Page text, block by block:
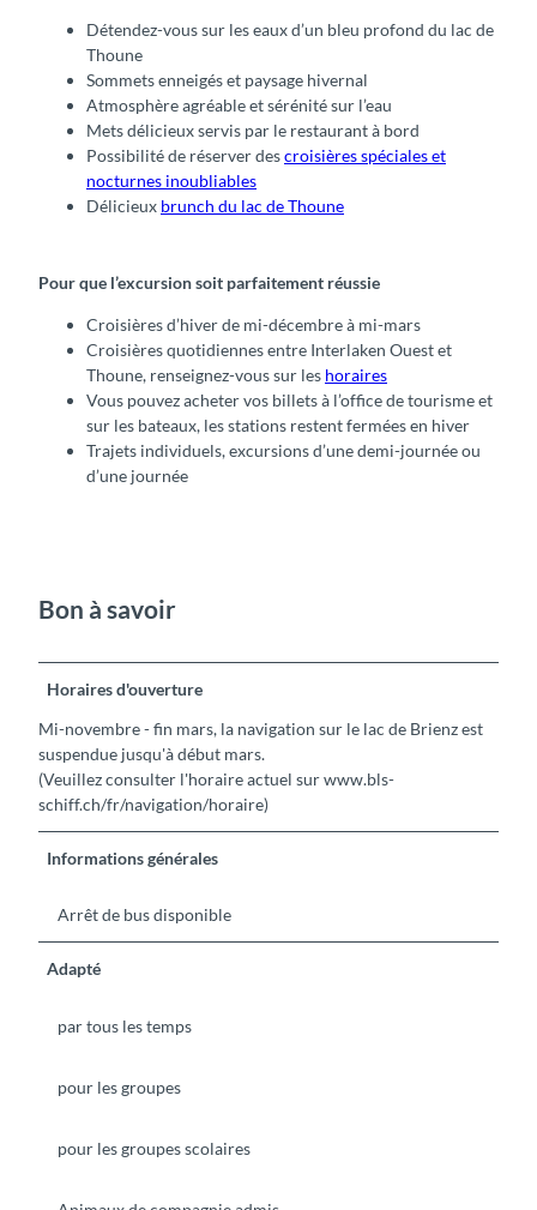
Détendez-vous sur les eaux d’un bleu profond du lac de
Thoune
Sommets enneigés et paysage hivernal
Atmosphère agréable et sérénité sur l’eau
Mets délicieux servis par le restaurant à bord
Possibilité de réserver descroisières spéciales et
nocturnes inoubliables
Délicieux brunch du lac de Thoune
Pour que l’excursion soit parfaitement réussie
Croisières d’hiver de mi-décembre à mi-mars
Croisières quotidiennes entre Interlaken Ouest et
Thoune, renseignez-vous sur les horaires
Vous pouvez acheter vos billets à l’office de tourisme et
sur les bateaux, les stations restent fermées en hiver
Trajets individuels, excursions d’une demi-journée ou
d’une journée
Bon à savoir
Horaires d'ouverture
Mi-novembre - fin mars, la navigation sur le lac de Brienz est
suspendue jusqu'à début mars.
(Veuillez consulter l'horaire actuel sur www.bls-
schiff.ch/fr/navigation/horaire)
Informations générales
Arrêt de bus disponible
Adapté
par tous les temps
pour les groupes
pour les groupes scolaires